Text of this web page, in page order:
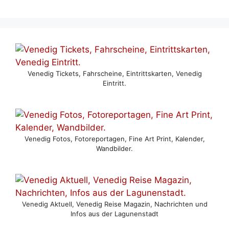
Venedig Tickets, Fahrscheine, Eintrittskarten, Venedig
Eintritt.
Venedig Fotos, Fotoreportagen, Fine Art Print, Kalender,
Wandbilder.
Venedig Aktuell, Venedig Reise Magazin, Nachrichten und
Infos aus der Lagunenstadt